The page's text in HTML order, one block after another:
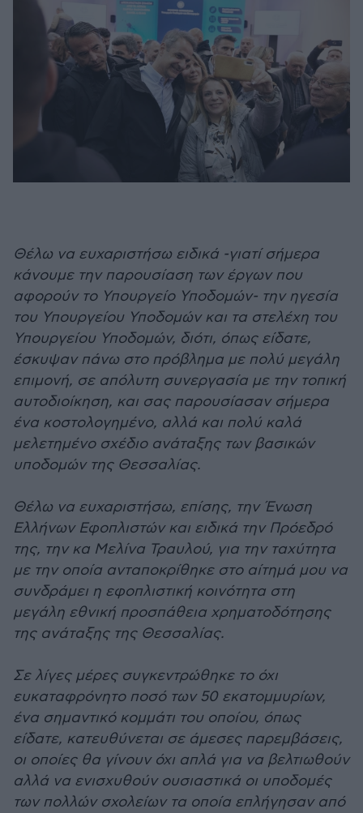
Θέλω να ευχαριστήσω ειδικά -γιατί σήμερα
κάνουμε την παρουσίαση των έργων που
αφορούν το Υπουργείο Υποδομών- την ηγεσία
του Υπουργείου Υποδομών και τα στελέχη του
Υπουργείου Υποδομών, διότι, όπως είδατε,
έσκυψαν πάνω στο πρόβλημα με πολύ μεγάλη
επιμονή, σε απόλυτη συνεργασία με την τοπική
αυτοδιοίκηση, και σας παρουσίασαν σήμερα
ένα κοστολογημένο, αλλά και πολύ καλά
μελετημένο σχέδιο ανάταξης των βασικών
υποδομών της Θεσσαλίας.
Θέλω να ευχαριστήσω, επίσης, την Ένωση
Ελλήνων Εφοπλιστών και ειδικά την Πρόεδρό
της, την κα Μελίνα Τραυλού, για την ταχύτητα
με την οποία ανταποκρίθηκε στο αίτημά μου να
συνδράμει η εφοπλιστική κοινότητα στη
μεγάλη εθνική προσπάθεια χρηματοδότησης
της ανάταξης της Θεσσαλίας.
Σε λίγες μέρες συγκεντρώθηκε το όχι
ευκαταφρόνητο ποσό των 50 εκατομμυρίων,
ένα σημαντικό κομμάτι του οποίου, όπως
είδατε, κατευθύνεται σε άμεσες παρεμβάσεις,
οι οποίες θα γίνουν όχι απλά για να βελτιωθούν
αλλά να ενισχυθούν ουσιαστικά οι υποδομές
των πολλών σχολείων τα οποία επλήγησαν από